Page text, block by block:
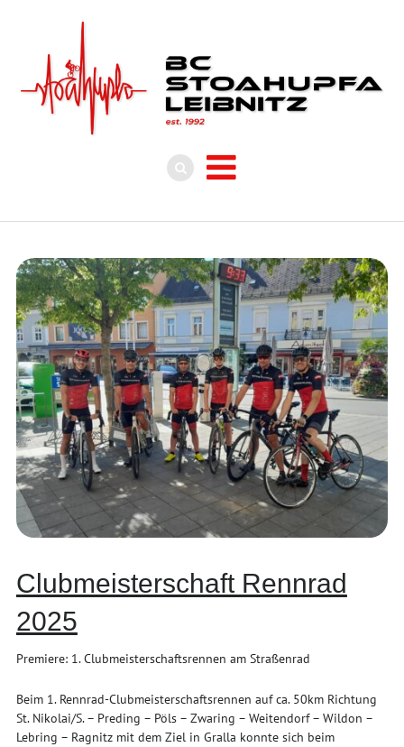
Clubmeisterschaft Rennrad
2025
Premiere: 1. Clubmeisterschaftsrennen am Straßenrad
Beim 1. Rennrad-Clubmeisterschaftsrennen auf ca. 50km Richtung
St. Nikolai/S. – Preding – Pöls – Zwaring – Weitendorf – Wildon –
Lebring – Ragnitz mit dem Ziel in Gralla konnte sich beim